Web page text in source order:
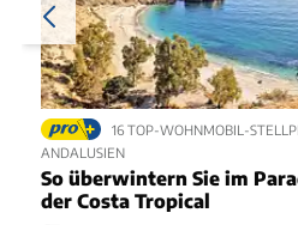
16 TOP-WOHNMOBIL-
ANDALUSIEN
So überwintern Sie im
der Costa Tropical